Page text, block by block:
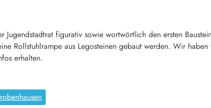
figurativ sowie wortwörtlich den ersten
Rollstuhlrampe aus Legosteinen gebaut werden. Wir haben
erhalten.